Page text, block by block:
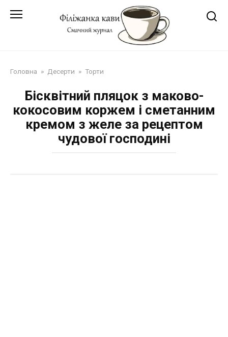
Головна » Десерти » Торти
Бісквітний пляцок з маково-
кокосовим коржем і сметанним
кремом з желе за рецептом
чудової господині